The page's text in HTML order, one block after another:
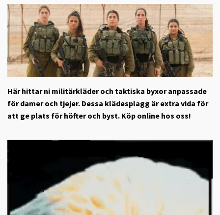
Här hittar ni militärkläder och taktiska byxor anpassade
för damer och tjejer. Dessa klädesplagg är extra vida för
att ge plats för höfter och byst. Köp online hos oss!